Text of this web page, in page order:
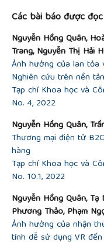
Eds. Monterey,
[14]A. Hogg,
Through
Springer
[15]G. Sumner,
Sociological
Customs,
Company, 1906.
ethnocentrism:
moderators”,
1995. https://
[17]Herche,
purchase
Review,vol. 11,
1994.https://
[18]Ruyter, M.
Các bài báo được
Nguyễn Hồng Quân,
Trang, Nguyễn Thị Hải
Ảnh hưởng của lan tỏa
Nghiên cứu trên nền
Tạp chí Khoa học và
No. 4, 2022
Nguyễn Hồng Quân,
Thương mại điện tử
hàng
Tạp chí Khoa học và
No. 10.1, 2022
Nguyễn Hồng Quân,
Phương Thảo, Phạm
Ảnh hưởng của nhận
tính dễ sử dụng VR